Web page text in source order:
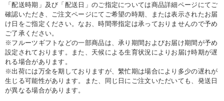
「配送時期」及び「配送日」のご指定については商品詳細ページにてご
確認いただき、ご注文ページにてご希望の時期、または表示されたお届
け日をご指定ください。なお、時間帯指定は承っておりませんので予め
ご了承ください。
※フルーツギフトなどの一部商品は、承り期間およびお届け期間が予め
設定されております。また、天候による生育状況によりお届け時期が遅
れる場合があります。
※出荷には万全を期しておりますが、繁忙期は場合により多少の遅れが
生じる可能性があります。また、同じ日にご注文いただいても、発送日
が異なる場合があります。